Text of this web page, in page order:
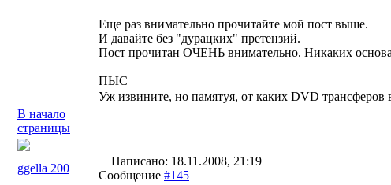
Еще раз внимательно прочитайте мой пост выше.
И давайте без "дурацких" претензий.
Пост прочитан ОЧЕНЬ внимательно. Никаких
ПЫС
Уж извините, но памятуя, от каких DVD трансферов
В начало
страницы
ggella 200
Написано: 18.11.2008, 21:19
Сообщение #145